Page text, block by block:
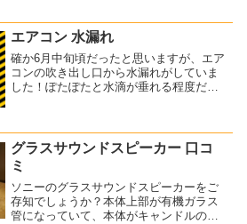
さんがいるとか、ちょっと心...
エアコン 水漏れ
確か6月中旬頃だったと思いますが、エア
コンの吹き出し口から水漏れがしていま
した！ぽたぽたと水滴が垂れる程度だっ
アコンの水漏れが発生しました！！これ
はもう放置しておけな...
グラスサウンドスピーカー 口コ
ミ
ソニーのグラスサウンドスピーカーをご
存知でしょうか？本体上部が有機ガラス
管になっていて、本体がキャンドルのよ